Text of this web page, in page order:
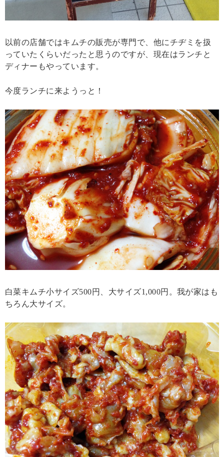
以前の店舗ではキムチの販売が専門で、他にチヂミを扱
っていたくらいだったと思うのですが、現在はランチと
ディナーもやっています。
今度ランチに来ようっと！
白菜キムチ小サイズ500円、大サイズ1,000円。我が家はも
ちろん大サイズ。